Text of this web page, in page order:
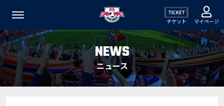
チケット マイページ
NEWS
ニュース